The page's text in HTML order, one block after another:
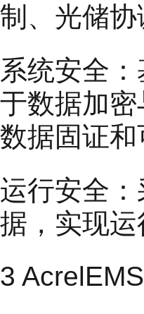
制、光储
系统安全
于数据加
数据固证和
运行安全
据，实现
3